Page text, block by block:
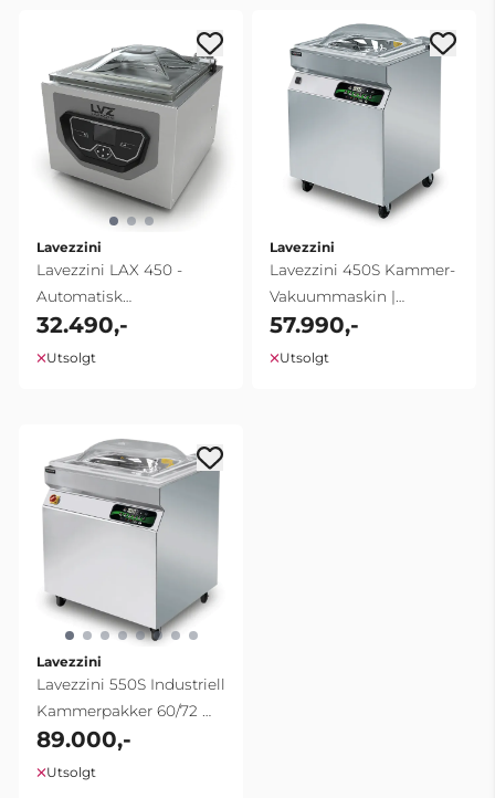
Lavezzini
Lavezzini LAX 450 -
Automatisk
Vakuumpakker 450mm |
20 m3/t
32.490,-
Utsolgt
Lavezzini
Lavezzini 450S Kammer-
Vakuummaskin |
Gulvmodell
57.990,-
Utsolgt
Lavezzini
Lavezzini 550S Industriell
Kammerpakker 60/72 m³
pumpe
89.000,-
Utsolgt